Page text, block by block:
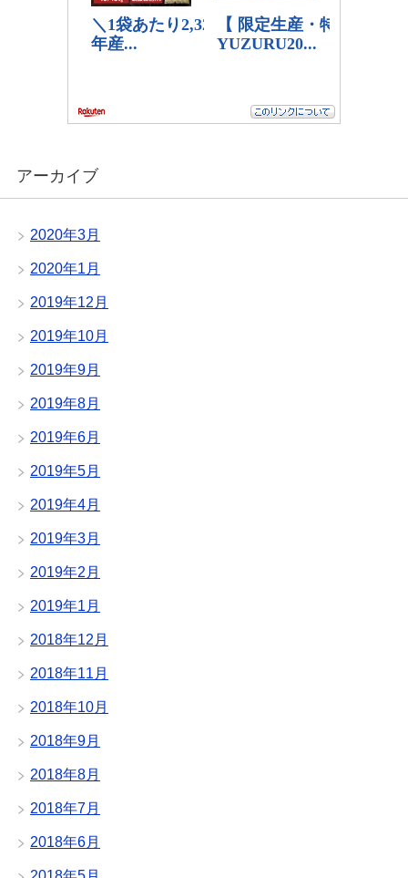
アーカイブ
2020年3月
2020年1月
2019年12月
2019年10月
2019年9月
2019年8月
2019年6月
2019年5月
2019年4月
2019年3月
2019年2月
2019年1月
2018年12月
2018年11月
2018年10月
2018年9月
2018年8月
2018年7月
2018年6月